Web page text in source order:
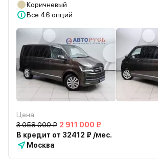
Коричневый
Все 46 опций
Цена
3 058 000 ₽ 2 911 000 ₽
В кредит от 32412 ₽ /мес.
Москва